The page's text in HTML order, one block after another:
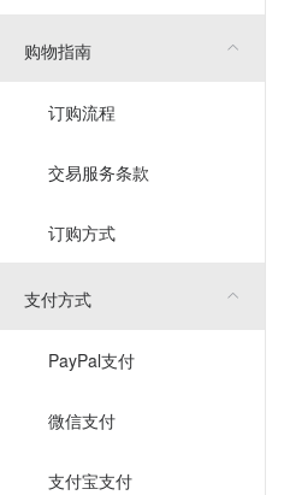
购物指南
订购流程
交易服务条款
订购方式
支付方式
PayPal支付
微信支付
支付宝支付